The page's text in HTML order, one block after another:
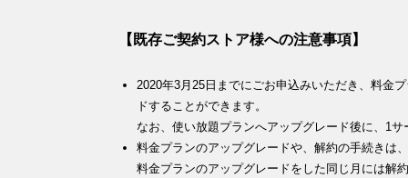
【既存ご契約ストア様への注意事項】
2020年3月25日までにごお申込みいただき、料金
ドすることができます。
なお、使い放題プランへアップグレード後に、1
料金プランのアップグレードや、解約の手続きは
料金プランのアップグレードをした同じ月には解